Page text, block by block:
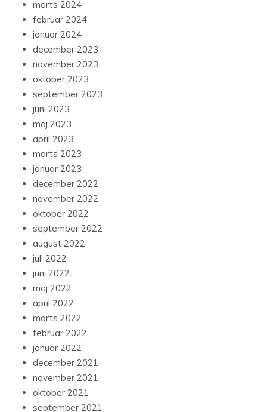
marts 2024
februar 2024
januar 2024
december 2023
november 2023
oktober 2023
september 2023
juni 2023
maj 2023
april 2023
marts 2023
januar 2023
december 2022
november 2022
oktober 2022
september 2022
august 2022
juli 2022
juni 2022
maj 2022
april 2022
marts 2022
februar 2022
januar 2022
december 2021
november 2021
oktober 2021
september 2021